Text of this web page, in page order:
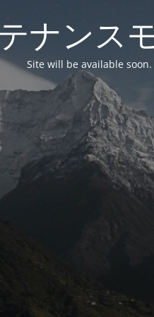
ナンス
Site will be available